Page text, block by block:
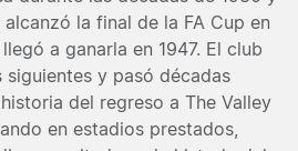
la final de la FA Cup en
a ganarla en 1947. El club
y pasó décadas
del regreso a The Valley
en estadios prestados,